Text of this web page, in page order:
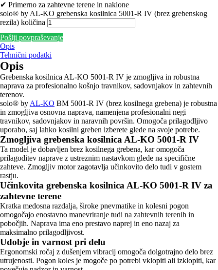
✔ Primerno za zahtevne terene in naklone
solo® by AL-KO grebenska kosilnica 5001-R IV (brez grebenskog
rezila) količina
Pošlji povpraševanje
Opis
Tehnični podatki
Opis
Grebenska kosilnica AL-KO 5001-R IV je zmogljiva in robustna
naprava za profesionalno košnjo travnikov, sadovnjakov in zahtevnih
terenov.
solo® by AL-KO BM 5001-R IV (brez kosilnega grebena) je robustna
in zmogljiva osnovna naprava, namenjena profesionalni negi
travnikov, sadovnjakov in naravnih površin. Omogoča prilagodljivo
uporabo, saj lahko kosilni greben izberete glede na svoje potrebe.
Zmogljiva grebenska kosilnica AL-KO 5001-R IV
Ta model je dobavljen brez kosilnega grebena, kar omogoča
prilagoditev naprave z ustreznim nastavkom glede na specifične
zahteve. Zmogljiv motor zagotavlja učinkovito delo tudi v gostem
rastju.
Učinkovita grebenska kosilnica AL-KO 5001-R IV za
zahtevne terene
Kratka medosna razdalja, široke pnevmatike in kolesni pogon
omogočajo enostavno manevriranje tudi na zahtevnih terenih in
pobočjih. Naprava ima eno prestavo naprej in eno nazaj za
maksimalno prilagodljivost.
Udobje in varnost pri delu
Ergonomski ročaj z dušenjem vibracij omogoča dolgotrajno delo brez
utrujenosti. Pogon koles je mogoče po potrebi vklopiti ali izklopiti, kar